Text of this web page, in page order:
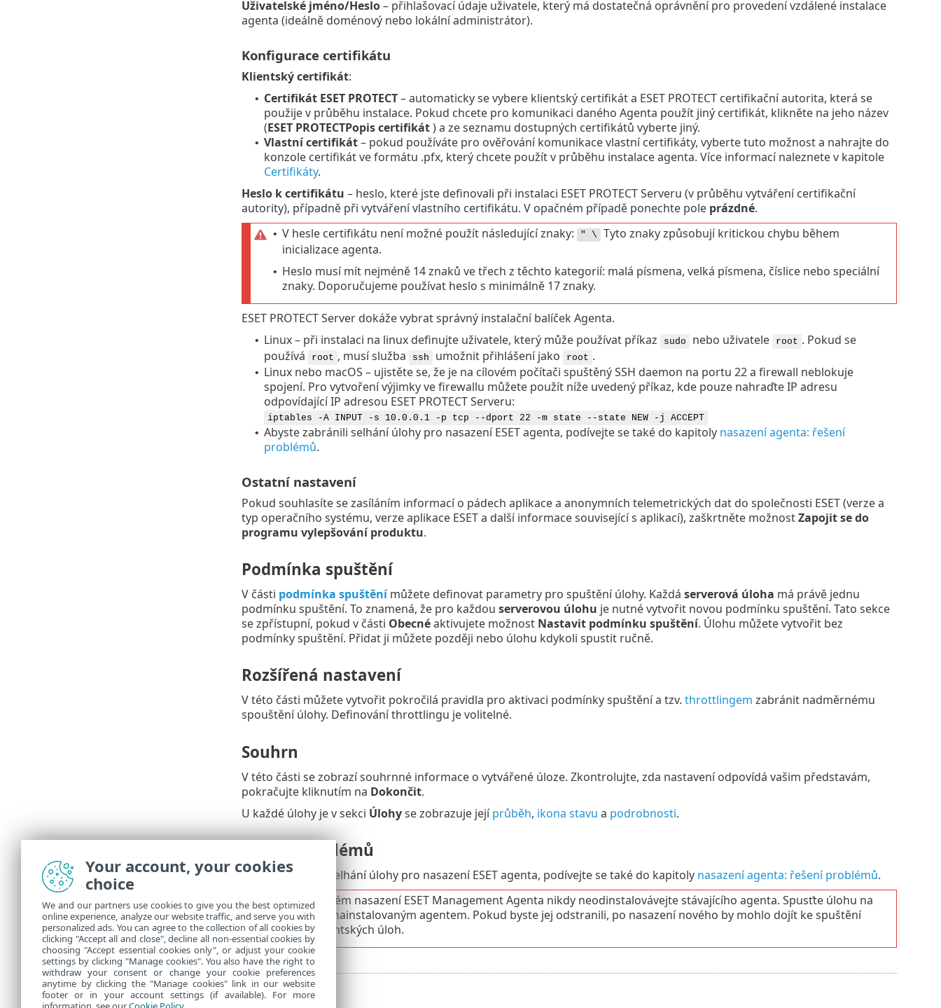
Uživatelské jméno/Heslo– přihlašovací údaje uživatele, který má dostatečná oprávnění pro provedení vzdálené instalace
agenta (ideálně doménový nebo lokální administrátor).
Konfigurace certifikátu
Klientský certifikát:
• Certifikát ESET PROTECT– automaticky se vybere klientský certifikát a ESET PROTECT certifikační autorita, která se
použije v průběhu instalace. Pokud chcete pro komunikaci daného Agenta použít jiný certifikát, klikněte na jeho název
(ESET PROTECTPopis certifikát) a ze seznamu dostupných certifikátů vyberte jiný.
• Vlastní certifikát– pokud používáte pro ověřování komunikace vlastní certifikáty, vyberte tuto možnost a nahrajte do
konzole certifikát ve formátu .pfx, který chcete použít v průběhu instalace agenta. Více informací naleznete v kapitole
Certifikáty.
Heslo k certifikátu – heslo, které jste definovali při instalaci ESET PROTECT Serveru (v průběhu vytváření certifikační
autority), případně při vytváření vlastního certifikátu. V opačném případě ponechte pole prázdné.
• V hesle certifikátu není možné použít následující znaky: " \ Tyto znaky způsobují kritickou chybu během
inicializace agenta.
• Heslo musí mít nejméně 14 znaků ve třech z těchto kategorií: malá písmena, velká písmena, číslice nebo speciální
znaky. Doporučujeme používat heslo s minimálně 17 znaky.
ESET PROTECT Server dokáže vybrat správný instalační balíček Agenta.
• Linux – při instalaci na linux definujte uživatele, který může používat příkaz sudo nebo uživatele root . Pokud se
používá
root , musí služba ssh umožnit přihlášení jako root .
• Linux nebo macOS – ujistěte se, že je na cílovém počítači spuštěný SSH daemon na portu 22 a firewall neblokuje
spojení. Pro vytvoření výjimky ve firewallu můžete použít níže uvedený příkaz, kde pouze nahraďte IP adresu
odpovídající IP adresou ESET PROTECT Serveru:
iptables -A INPUT -s 10.0.0.1 -p tcp --dport 22 -m state --state NEW -j ACCEPT
• Abyste zabránili selhání úlohy pro nasazení ESET agenta, podívejte se také do kapitoly nasazení agenta: řešení
problémů.
Ostatní nastavení
Pokud souhlasíte se zasíláním informací o pádech aplikace a anonymních telemetrických dat do společnosti ESET (verze a
typ operačního systému, verze aplikace ESET a další informace související s aplikací), zaškrtněte možnostZapojit se do
programu vylepšování produktu.
Podmínka spuštění
V části podmínka spuštěnímůžete definovat parametry pro spuštění úlohy. Každá serverová úloha má právě jednu
podmínku spuštění. To znamená, že pro každou serverovou úlohu je nutné vytvořit novou podmínku spuštění. Tato sekce
se zpřístupní, pokud v části Obecnéaktivujete možnost Nastavit podmínku spuštění. Úlohu můžete vytvořit bez
podmínky spuštění. Přidat ji můžete později nebo úlohu kdykoli spustit ručně.
Rozšířená nastavení
V této části můžete vytvořit pokročilá pravidla pro aktivaci podmínky spuštění a tzv. throttlingem zabránit nadměrnému
spouštění úlohy. Definování throttlingu je volitelné.
Souhrn
V této části se zobrazí souhrnné informace o vytvářené úloze. Zkontrolujte, zda nastavení odpovídá vašim představám,
pokračujte kliknutím na Dokončit.
U každé úlohy je v sekci Úlohyse zobrazuje jejíprůběh, ikona stavu a podrobnosti.
Řešení problémů
Abyste zabránili selhání úlohy pro nasazení ESET agenta, podívejte se také do kapitoly nasazení agenta: řešení problémů.
Při opětovném nasazení ESET Management Agenta nikdy neodinstalovávejte stávajícího agenta. Spusťte úlohu na
stanici s již nainstalovaným agentem. Pokud byste jej odstranili, po nasazení nového by mohlo dojít ke spuštění
starých klientských úloh.
Your account, your cookies
choice
We and our partners use cookies to give you the best optimized
online experience, analyze our website traffic, and serve you with
personalized ads. You can agree to the collection of all cookies by
clicking "Accept all and close", decline all non-essential cookies by
choosing "Accept essential cookies only", or adjust your cookie
settings by clicking "Manage cookies". You also have the right to
withdraw your consent or change your cookie preferences
anytime by clicking the "Manage cookies" link in our website
footer or in your account settings (if available). For more